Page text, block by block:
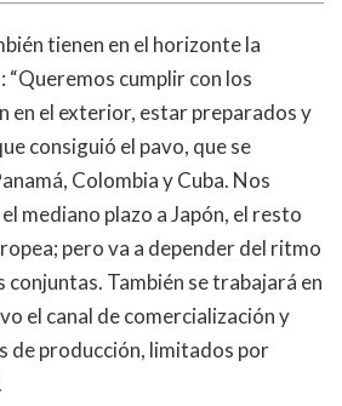
tienen en el horizonte la
cumplir con los
en el exterior, estar preparados y
consiguió el pavo, que se
Colombia y Cuba. Nos
mediano plazo a Japón, el resto
pero va a depender del ritmo
conjuntas. También se trabajará en
el canal de comercialización y
de producción, limitados por